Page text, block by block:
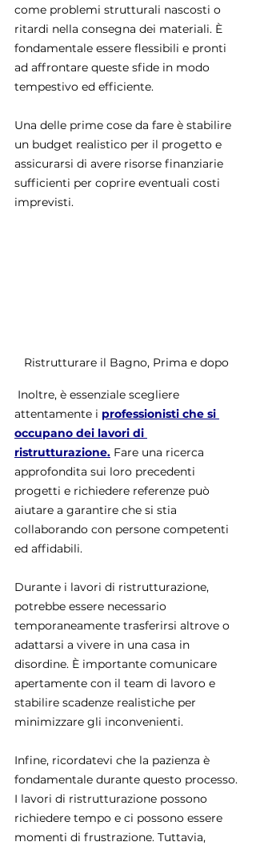
come problemi strutturali nascosti o
ritardi nella consegna dei materiali. È
fondamentale essere flessibili e pronti
ad affrontare queste sfide in modo
tempestivo ed efficiente.
Una delle prime cose da fare è stabilire
un budget realistico per il progetto e
assicurarsi di avere risorse finanziarie
sufficienti per coprire eventuali costi
imprevisti.
Ristrutturare il Bagno, Prima e dopo
attentamente i professionisti che si
occupano dei lavori di
ristrutturazione. Fare una ricerca
approfondita sui loro precedenti
progetti e richiedere referenze può
aiutare a garantire che si stia
collaborando con persone competenti
ed affidabili.
Durante i lavori di ristrutturazione,
potrebbe essere necessario
temporaneamente trasferirsi altrove o
adattarsi a vivere in una casa in
disordine. È importante comunicare
apertamente con il team di lavoro e
stabilire scadenze realistiche per
minimizzare gli inconvenienti.
Infine, ricordatevi che la pazienza è
fondamentale durante questo processo.
I lavori di ristrutturazione possono
richiedere tempo e ci possono essere
momenti di frustrazione. Tuttavia,